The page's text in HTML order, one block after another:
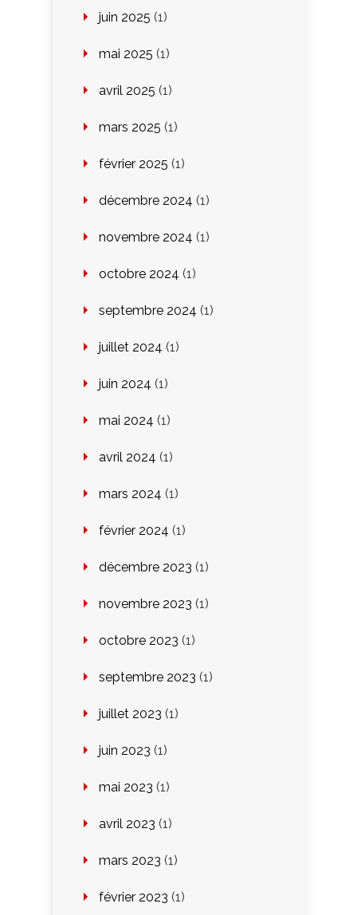
juin 2025 (1)
mai 2025 (1)
avril 2025 (1)
mars 2025 (1)
février 2025 (1)
décembre 2024 (1)
novembre 2024 (1)
octobre 2024 (1)
septembre 2024 (1)
juillet 2024 (1)
juin 2024 (1)
mai 2024 (1)
avril 2024 (1)
mars 2024 (1)
février 2024 (1)
décembre 2023 (1)
novembre 2023 (1)
octobre 2023 (1)
septembre 2023 (1)
juillet 2023 (1)
juin 2023 (1)
mai 2023 (1)
avril 2023 (1)
mars 2023 (1)
février 2023 (1)